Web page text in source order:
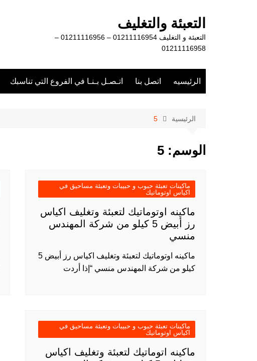
التعبئة والتغليف
التعبئة و التغليف 01211116954 – 01211116956 –
01211116958
الرئيسيه اتصل بنا اتـصـل بـنـا في الفروع التي تناسبك
الرئيسية 5
الوسم: 5
ماكينات تعبئة حبوب و حبيبات وتعبئة مساحيق في
اكياس اوتوماتيك
ماكينه اوتوماتيك لتعبئة وتغليف اكياس
رز أبيض 5 كيلو من شركة المهندس
منسي
ماكينه اوتوماتيك لتعبئة وتغليف اكياس رز أبيض 5
كيلو من شركة المهندس منسي “إذا أردت
ماكينات تعبئة حبوب و حبيبات وتعبئة مساحيق في
اكياس اوتوماتيك
ماكينه اتوماتيك لتعبئة وتغليف اكياس